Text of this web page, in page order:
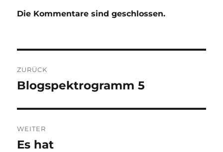
Die Kommentare sind geschlossen.
ZURÜCK
Vorheriger
Blogspektrogramm 5
WEITER
Nächster
Es hat